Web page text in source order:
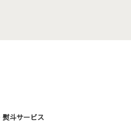
斗サービス